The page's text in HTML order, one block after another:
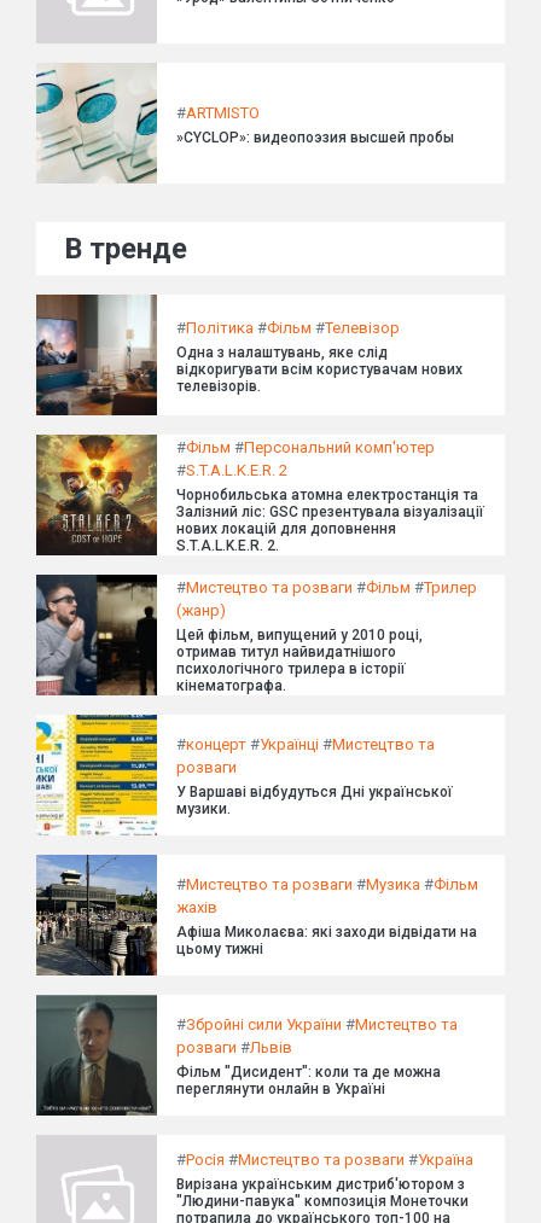
#ARTMISTO
»CYCLOP»: видеопоэзия высшей пробы
В тренде
#Політика #Фільм #Телевізор
Одна з налаштувань, яке слід
відкоригувати всім користувачам нових
телевізорів.
#Фільм #Персональний комп'ютер
#S.T.A.L.K.E.R. 2
Чорнобильська атомна електростанція та
Залізний ліс: GSC презентувала візуалізації
нових локацій для доповнення
S.T.A.L.K.E.R. 2.
#Мистецтво та розваги #Фільм #Трилер
(жанр)
Цей фільм, випущений у 2010 році,
отримав титул найвидатнішого
психологічного трилера в історії
кінематографа.
#концерт #Українці #Мистецтво та
розваги
У Варшаві відбудуться Дні української
музики.
#Мистецтво та розваги #Музика #Фільм
жахів
Афіша Миколаєва: які заходи відвідати на
цьому тижні
#Збройні сили України #Мистецтво та
розваги #Львів
Фільм "Дисидент": коли та де можна
переглянути онлайн в Україні
#Росія #Мистецтво та розваги #Україна
Вирізана українським дистриб'ютором з
"Людини-павука" композиція Монеточки
потрапила до українського топ-100 на